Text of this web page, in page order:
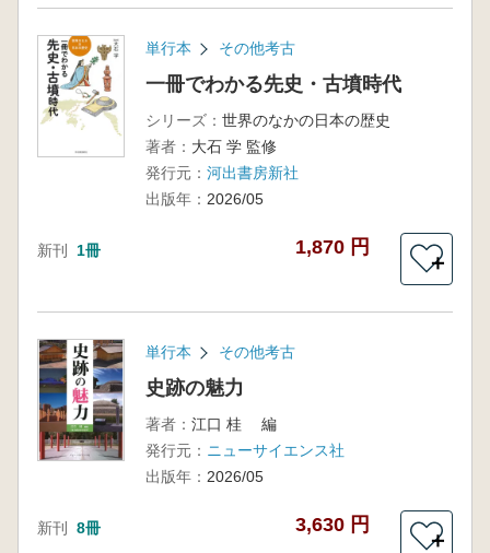
単行本 その他考古
一冊でわかる先史・古墳時代
シリーズ： 世界のなかの日本の歴史
著者： 大石 学 監修
発行元： 河出書房新社
出版年： 2026/05
新刊 1冊 1,870 円
＋
単行本 その他考古
史跡の魅力
著者： 江口 桂 編
発行元： ニューサイエンス社
出版年： 2026/05
新刊 8冊 3,630 円
＋